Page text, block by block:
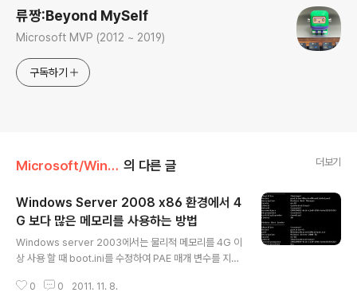
류짱:Beyond MySelf
Microsoft MVP (2012 ~ 2019)
구독하기
Microsoft/Windows Platform 의 다른 글 더보기
Windows Server 2008 x86 환경에서 4
G 보다 많은 메모리를 사용하는 방법
Windows server 2003에서는 물리적 메모리를 4G 이
상 사용 할 때 boot.ini를 수정하여 PAE 매개 변수를 지정
boot.ini가 존재하지 않기 때문에 bootmgr이라는 파일
0 0 2011. 11. 8.